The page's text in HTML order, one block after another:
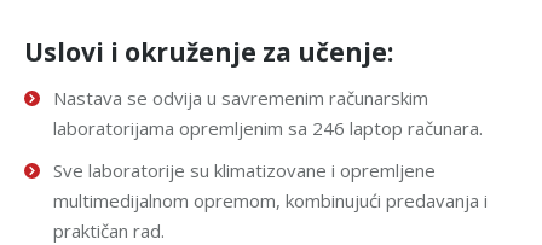
Uslovi i okruženje za učenje:
Nastava se odvija u savremenim računarskim
laboratorijama opremljenim sa 246 laptop računara.
Sve laboratorije su klimatizovane i opremljene
multimedijalnom opremom, kombinujući predavanja i
praktičan rad.